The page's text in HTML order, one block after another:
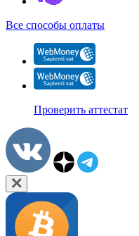
Все способы оплаты
Проверить аттестат